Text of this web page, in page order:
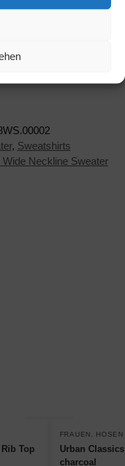
, Sweatshirts
Neckline Sweater
Top
FRAUEN
Urban
charcoal